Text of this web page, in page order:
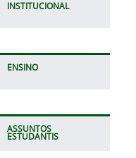
INSTITUCIONAL
ENSINO
ASSUNTOS
ESTUDANTIS